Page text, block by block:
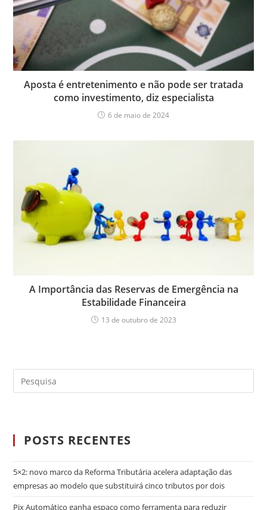
Aposta é entretenimento e não pode ser tratada
como investimento, diz especialista
6 de maio de 2024
A Importância das Reservas de Emergência na
Estabilidade Financeira
13 de outubro de 2023
POSTS RECENTES
5×2: novo marco da Reforma Tributária acelera adaptação das
empresas ao modelo que substituirá cinco tributos por dois
Pix Automático ganha espaço como ferramenta para reduzir